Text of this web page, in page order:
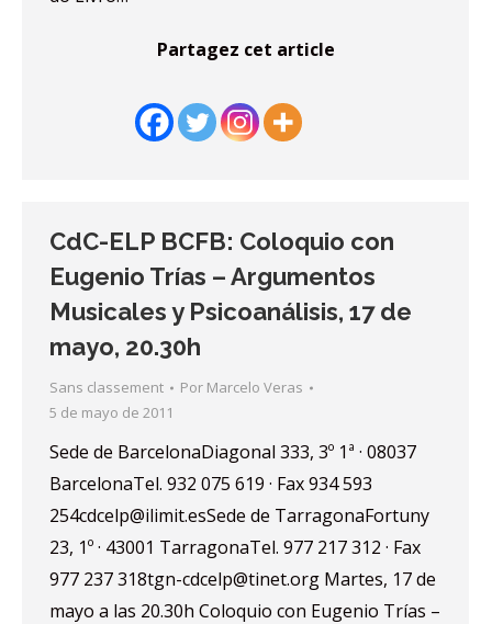
Partagez cet article
CdC-ELP BCFB: Coloquio con
Eugenio Trías – Argumentos
Musicales y Psicoanálisis, 17 de
mayo, 20.30h
Sans classement Por Marcelo Veras
5 de mayo de 2011
Sede de BarcelonaDiagonal 333, 3º 1ª · 08037
BarcelonaTel. 932 075 619 · Fax 934 593
254cdcelp@ilimit.esSede de TarragonaFortuny
23, 1º · 43001 TarragonaTel. 977 217 312 · Fax
977 237 318tgn-cdcelp@tinet.org Martes, 17 de
mayo a las 20.30h Coloquio con Eugenio Trías –